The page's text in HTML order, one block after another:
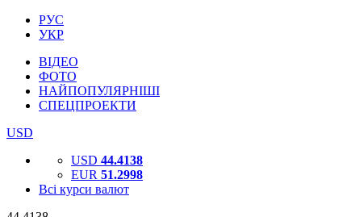
РУС
УКР
ВІДЕО
ФОТО
НАЙПОПУЛЯРНІШІ
СПЕЦПРОЕКТИ
USD
USD 44.4138
EUR 51.2998
Всі курси валют